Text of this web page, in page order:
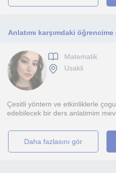
Matematik
Usakli
Çesitli yöntem ve etkinliklerle
edebilecek bir ders anlatimim
daha fazlasını gör